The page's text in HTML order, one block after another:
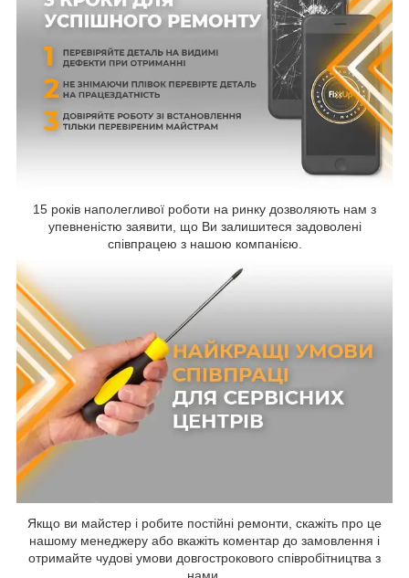
15 років наполегливої роботи на ринку дозволяють нам з
упевненістю заявити, що Ви залишитеся задоволені
співпрацею з нашою компанією.
Якщо ви майстер і робите постійні ремонти, скажіть про це
нашому менеджеру або вкажіть коментар до замовлення і
отримайте чудові умови довгострокового співробітництва з